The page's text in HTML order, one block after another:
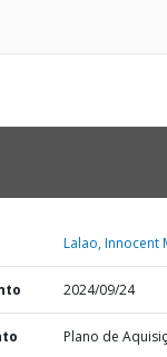
Lalao, Innocent
2024/09/24
Plano de